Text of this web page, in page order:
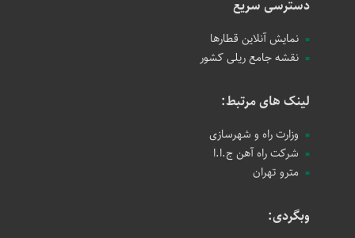
دسترسی سریع
نمایش آنلاین قطارها
نقشه جامع ریلی کشور
لینک های مرتبط:
وزارت راه و شهرسازی
شرکت راه آهن ج.ا.ا
مترو تهران
وبگردی: